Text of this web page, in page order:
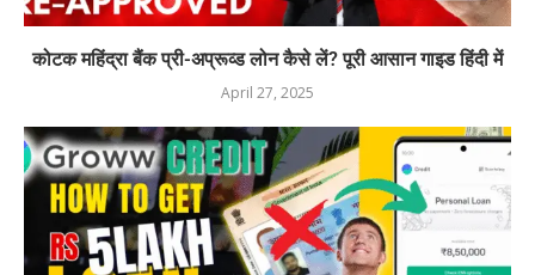
कोटक महिंद्रा बैंक प्री-अप्रूव्ड लोन कैसे लें? पूरी आसान गाइड हिंदी में
April 27, 2025